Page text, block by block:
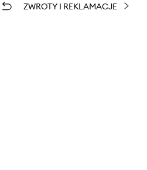
ZWROTY I REKLAMACJE